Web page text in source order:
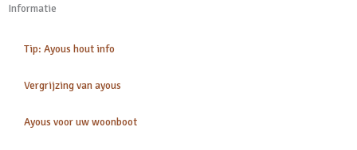
Informatie
Tip: Ayous hout info
Vergrijzing van ayous
Ayous voor uw woonboot